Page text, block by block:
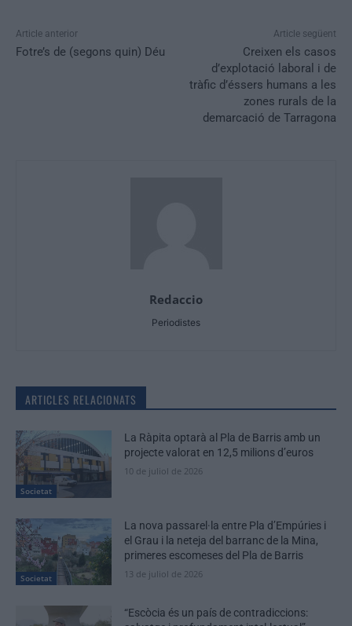
Article anterior
Fotre’s de (segons quin) Déu
Article següent
Creixen els casos
d’explotació laboral i de
tràfic d’éssers humans a les
zones rurals de la
demarcació de Tarragona
Redaccio
Periodistes
ARTICLES RELACIONATS
Societat
La Ràpita optarà al Pla de Barris amb un
projecte valorat en 12,5 milions d’euros
10 de juliol de 2026
Societat
La nova passarel·la entre Pla d’Empúries i
el Grau i la neteja del barranc de la Mina,
primeres escomeses del Pla de Barris
13 de juliol de 2026
“Escòcia és un país de contradiccions: